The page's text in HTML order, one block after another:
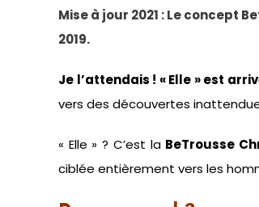
Mise à jour 2021 : Le concept
2019.
Je l’attendais ! « Elle » est
vers des découvertes
« Elle » ? C’est la BeTrousse
ciblée entièrement vers les